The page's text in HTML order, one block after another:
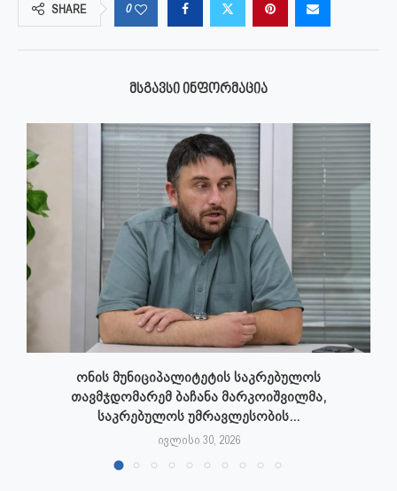
SHARE 0
ᲛᲡᲒᲐᲕᲡᲘ ᲘᲜᲤᲝᲠᲛᲐᲪᲘᲐ
ონის მუნიციპალიტეტის საკრებულოს
თავმჯდომარემ ბაჩანა მარკოიშვილმა,
საკრებულოს უმრავლესობის...
ივლისი 30, 2026